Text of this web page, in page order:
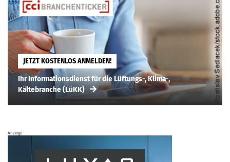
JETZT KOSTENLOS ANMELDEN!
Ihr Informationsdienst für die Lüftungs-, Klima-,
Kältebranche (LüKK)
Anzeige